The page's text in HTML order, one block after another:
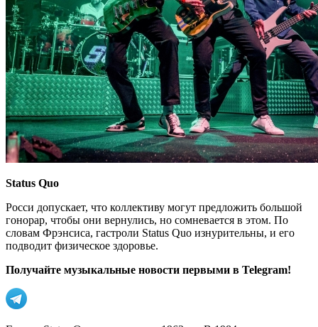
Status Quo
Росси допускает, что коллективу могут предложить большой
гонорар, чтобы они вернулись, но сомневается в этом. По
словам Фрэнсиса, гастроли Status Quo изнурительны, и его
подводит физическое здоровье.
Получайте музыкальные новости первыми в Telegram!